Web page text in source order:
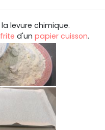
la levure chimique.
d'un papier cuisson.